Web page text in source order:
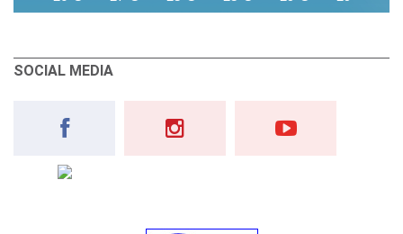
SOCIAL MEDIA